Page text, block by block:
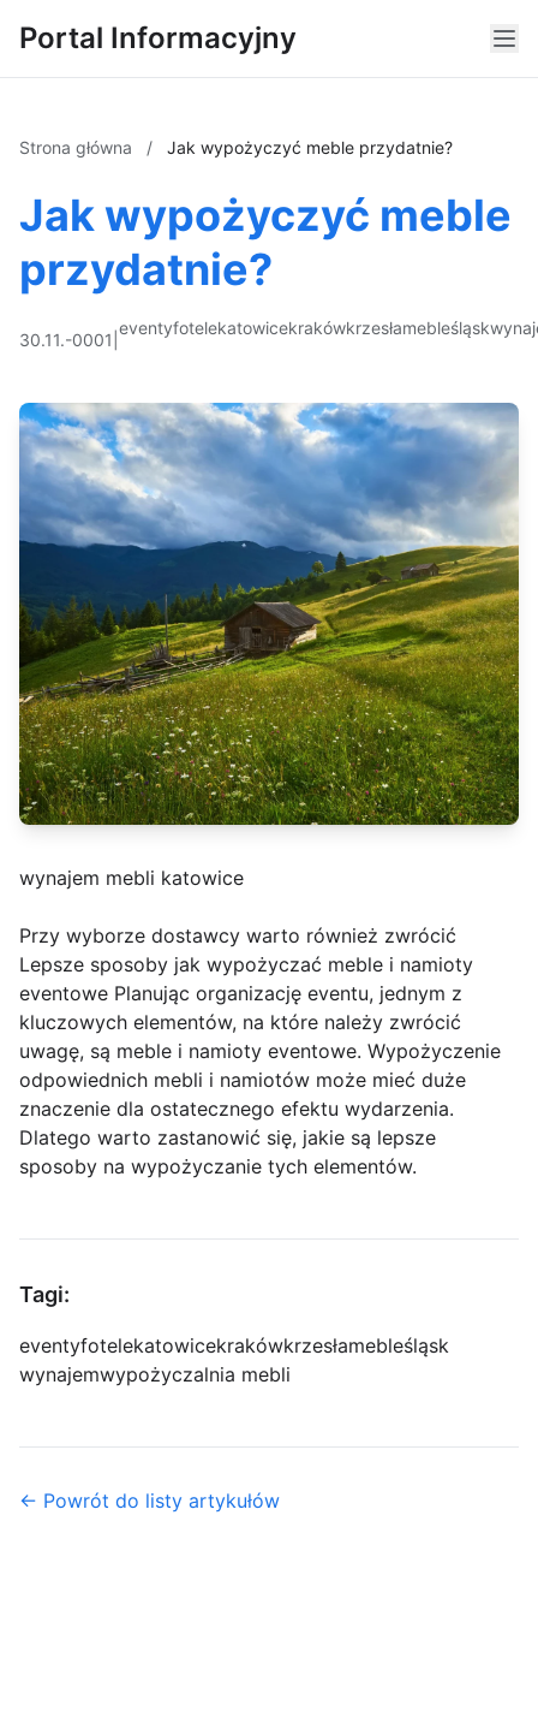
Portal Informacyjny
Strona główna / Jak wypożyczyć meble przydatnie?
Jak wypożyczyć meble
przydatnie?
30.11.-0001
eventyfotelekatowicekrakówkrzesłamebleśląsk
wynajem mebli katowice
Przy wyborze dostawcy warto również zwrócić
Lepsze sposoby jak wypożyczać meble i namioty
eventowe Planując organizację eventu, jednym z
kluczowych elementów, na które należy zwrócić
uwagę, są meble i namioty eventowe. Wypożyczenie
odpowiednich mebli i namiotów może mieć duże
znaczenie dla ostatecznego efektu wydarzenia.
Dlatego warto zastanowić się, jakie są lepsze
sposoby na wypożyczanie tych elementów.
Tagi:
eventyfotelekatowicekrakówkrzesłamebleśląsk
wynajemwypożyczalnia mebli
← Powrót do listy artykułów